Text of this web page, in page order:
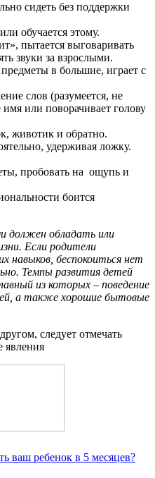
сидеть без поддержки
обучается этому.
пытается выговаривать
звуки за взрослыми.
в большие, играет с
слов (разумеется, не
имя или поворачивает голову
животик и обратно.
удерживая ложку.
пробовать на ощупь и
боится
должен обладать или
Если родители
навыков, беспокоиться нет
Темпы развития детей
из которых – поведение
а также хорошие бытовые
следует отмечать
явления
ваш ребенок в 5 месяцев?